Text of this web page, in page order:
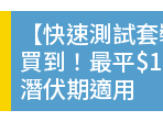
【快速測試
買到！最平
潛伏期適用